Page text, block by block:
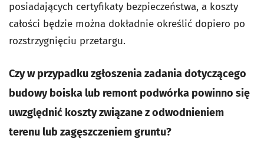
posiadających certyfikaty bezpieczeństwa, a koszty
całości będzie można dokładnie określić dopiero po
rozstrzygnięciu przetargu.
Czy w przypadku zgłoszenia zadania dotyczącego
budowy boiska lub remont podwórka powinno się
uwzględnić koszty związane z odwodnieniem
terenu lub zagęszczeniem gruntu?